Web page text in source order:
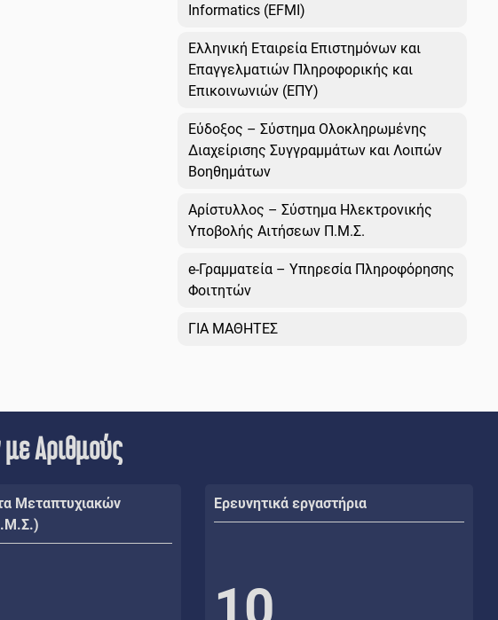
Informatics (EFMI)
Ελληνική Εταιρεία Επιστημόνων και
Επαγγελματιών Πληροφορικής και
Επικοινωνιών (ΕΠΥ)
Εύδοξος – Σύστημα Ολοκληρωμένης
Διαχείρισης Συγγραμμάτων και Λοιπών
Βοηθημάτων
Αρίστυλλος – Σύστημα Ηλεκτρονικής
Υποβολής Αιτήσεων Π.Μ.Σ.
e-Γραμματεία – Υπηρεσία Πληροφόρησης
Φοιτητών
ΓΙΑ ΜΑΘΗΤΕΣ
Αριθμούς
Μεταπτυχιακών
Ερευνητικά εργαστήρια